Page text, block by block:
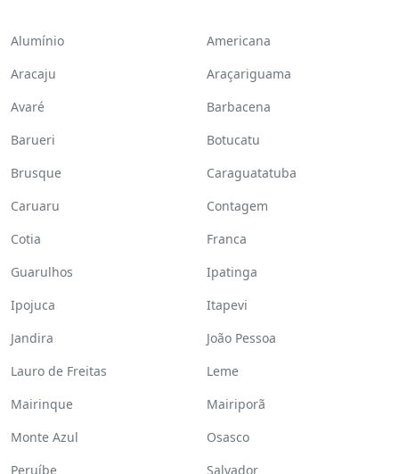
Alumínio
Americana
Aracaju
Araçariguama
Avaré
Barbacena
Barueri
Botucatu
Brusque
Caraguatatuba
Caruaru
Contagem
Cotia
Franca
Guarulhos
Ipatinga
Ipojuca
Itapevi
Jandira
João Pessoa
Lauro de Freitas
Leme
Mairinque
Mairiporã
Monte Azul
Osasco
Peruíbe
Salvador